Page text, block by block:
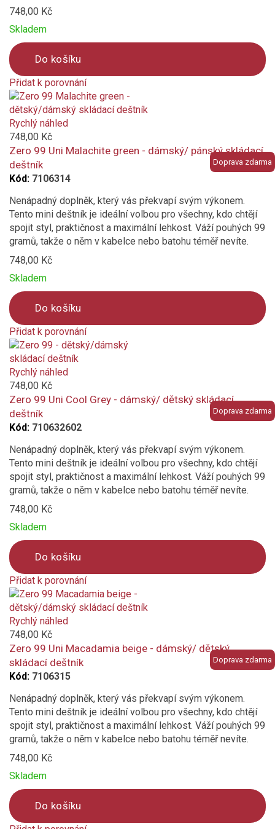
748,00 Kč
Skladem
Do košíku
Přidat k porovnání
Product
is
added
to
compare
Doprava zdarma
Rychlý náhled
748,00 Kč
Zero 99 Uni Malachite green - dámský/ pánský skládací
deštník
Kód: 7106314
Nenápadný doplněk, který vás překvapí svým výkonem.
Tento mini deštník je ideální volbou pro všechny, kdo chtějí
spojit styl, praktičnost a maximální lehkost. Váží pouhých 99
gramů, takže o něm v kabelce nebo batohu téměř nevíte.
748,00 Kč
Skladem
Do košíku
Přidat k porovnání
Product
is
added
to
compare
Doprava zdarma
Rychlý náhled
748,00 Kč
Zero 99 Uni Cool Grey - dámský/ dětský skládací
deštník
Kód: 710632602
Nenápadný doplněk, který vás překvapí svým výkonem.
Tento mini deštník je ideální volbou pro všechny, kdo chtějí
spojit styl, praktičnost a maximální lehkost. Váží pouhých 99
gramů, takže o něm v kabelce nebo batohu téměř nevíte.
748,00 Kč
Skladem
Do košíku
Přidat k porovnání
Product
is
added
to
compare
Doprava zdarma
Rychlý náhled
748,00 Kč
Zero 99 Uni Macadamia beige - dámský/ dětský
skládací deštník
Kód: 7106315
Nenápadný doplněk, který vás překvapí svým výkonem.
Tento mini deštník je ideální volbou pro všechny, kdo chtějí
spojit styl, praktičnost a maximální lehkost. Váží pouhých 99
gramů, takže o něm v kabelce nebo batohu téměř nevíte.
748,00 Kč
Skladem
Do košíku